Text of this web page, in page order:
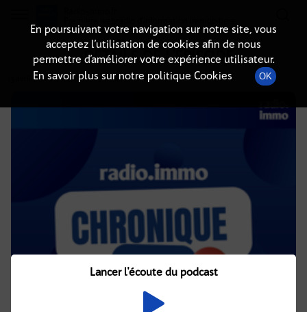
DÉTAILS DE L'ÉPISODE
13 avril 2021 à 4h02, durée : 2 minutes
En poursuivant votre navigation sur notre site, vous
acceptez l’utilisation de cookies afin de nous
permettre d’améliorer votre expérience utilisateur.
En savoir plus sur notre politique Cookies
OK
Lancer l'écoute du podcast